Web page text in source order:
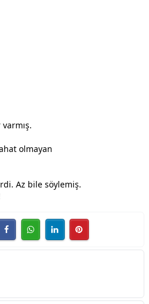
olmayan
Az bile söylemiş.